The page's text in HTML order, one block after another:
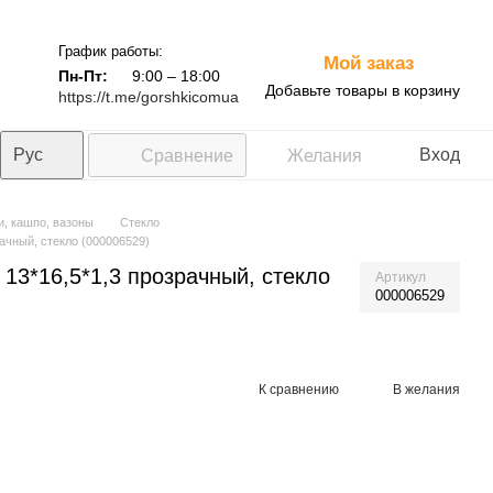
График работы:
Пн-Пт:
9:00 – 18:00
https://t.me/gorshkicomua
Мой заказ
Добавьте товары в корзину
Рус Сравнение Желания Вход
кашпо, вазоны
Стекло
стекло (000006529)
прозрачный, стекло Артикул
000006529
К сравнению В желания